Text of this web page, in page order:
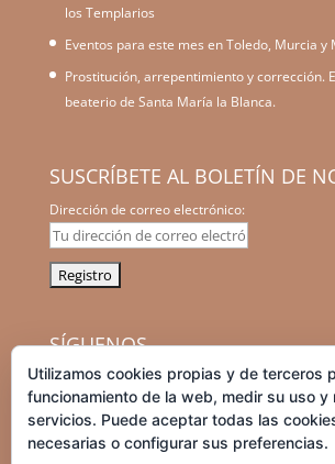
los Templarios
Eventos para este mes en Toledo, Murcia y
Prostitución, arrepentimiento y corrección.
beaterio de Santa María la Blanca.
SUSCRÍBETE AL BOLETÍN DE
Dirección de correo electrónico:
SÍGUENOS
facebook instagramgraduation-
cap
tripadvisor
Utilizamos cookies propias y de terceros
funcionamiento de la web, medir su uso y
servicios. Puede aceptar todas las
necesarias o configurar sus preferencias.